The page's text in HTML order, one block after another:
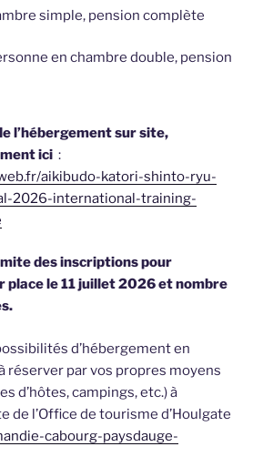
simple, pension complète
en chambre double, pension
l’hébergement sur site,
ici :
aikibudo-katori-shinto-ryu-
2026-international-training-
des inscriptions pour
place le 11 juillet 2026 et nombre
d’hébergement en
réserver par vos propres moyens
d’hôtes, campings, etc.) à
de l’Office de tourisme d’Houlgate
cabourg-paysdauge-